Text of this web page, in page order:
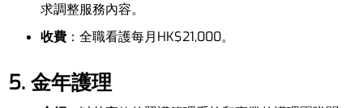
求調整服務內容。
收費 ：全職看護每月HK$21,000。
5. 金年護理